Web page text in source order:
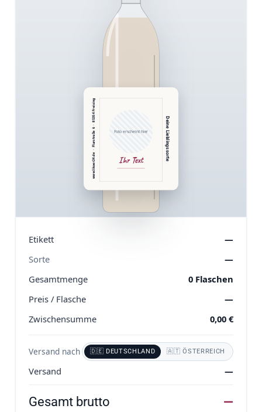
www.likoer24.de  ·  Flurstraße 6  ·  85354 Freising Foto erscheint hier
Ihr Text Deine Lieblingssorte
Etikett
—
Sorte
—
Gesamtmenge
0 Flaschen
Preis / Flasche
—
Zwischensumme
0,00 €
Versand nach 🇩🇪 DEUTSCHLAND 🇦🇹 ÖSTERREICH
Versand —
Gesamt brutto —